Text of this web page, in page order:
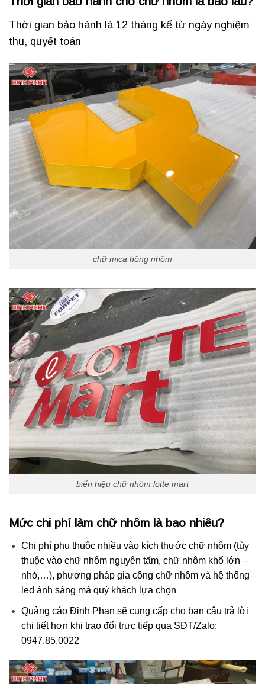
Thời gian bảo hành là 12 tháng kể từ ngày nghiệm
thu, quyết toán
chữ mica hông nhôm
biển hiệu chữ nhôm lotte mart
Mức chi phí làm chữ nhôm là bao nhiêu?
Chi phí phụ thuộc nhiều vào kích thước chữ nhôm (tùy
thuộc vào chữ nhôm nguyên tấm, chữ nhôm khổ lớn –
nhỏ,…), phương pháp gia công chữ nhôm và hệ thống
led ánh sáng mà quý khách lựa chọn
Quảng cáo Đinh Phan sẽ cung cấp cho bạn câu trả lời
chi tiết hơn khi trao đổi trực tiếp qua SĐT/Zalo:
0947.85.0022